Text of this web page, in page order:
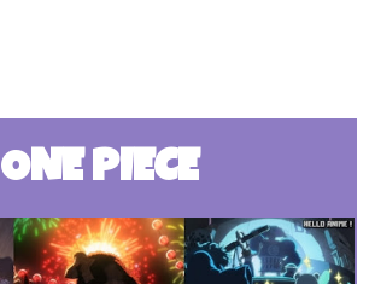
ONE PIECE